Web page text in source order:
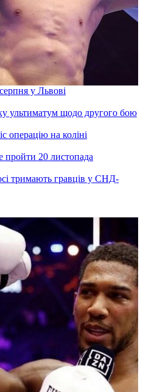
у Львові
ультиматум щодо другого бою
операцію на коліні
20 листопада
тримають гравців у СНД-